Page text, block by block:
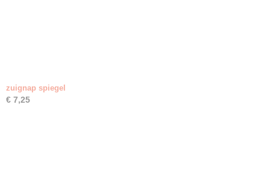
zuignap spiegel
€ 7,25